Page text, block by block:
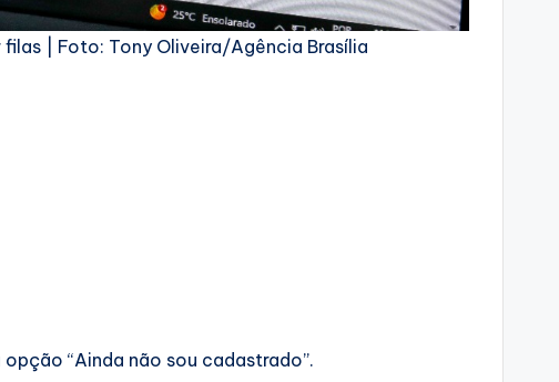
| Foto: Tony Oliveira/Agência Brasília
“Ainda não sou cadastrado”.